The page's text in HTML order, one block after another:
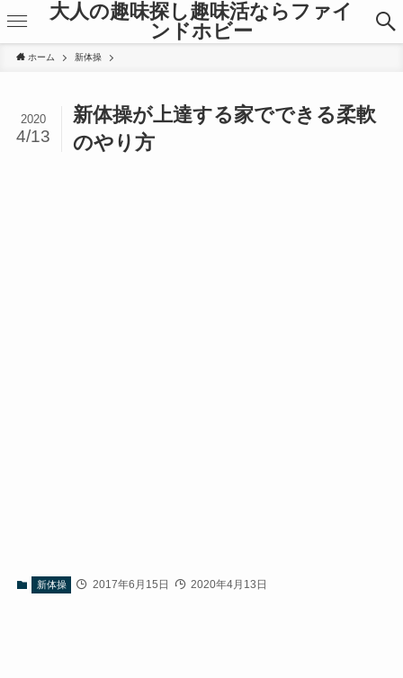
大人の趣味探し趣味活ならファイ
ンドホビー
ホーム 新体操
新体操が上達する家でできる柔軟
のやり方
2020
4/13
新体操 2017年6月15日 2020年4月13日